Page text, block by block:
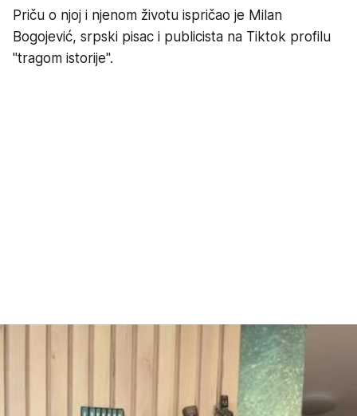
Priču o njoj i njenom životu ispričao je Milan
Bogojević, srpski pisac i publicista na Tiktok profilu
"tragom istorije".